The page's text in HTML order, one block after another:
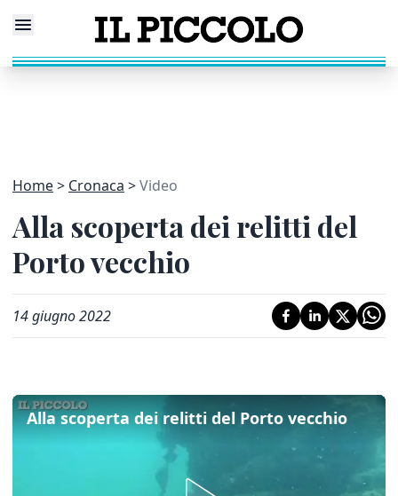
Home Cronaca Video
Alla scoperta dei relitti del
Porto vecchio
14 giugno 2022
Alla scoperta dei relitti del Porto vecchio